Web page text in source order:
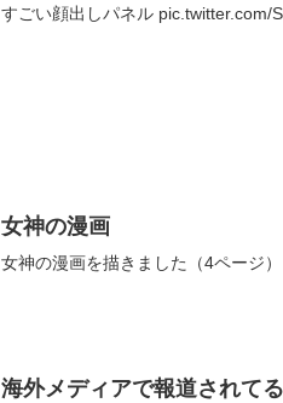
すごい顔出しパネル
女神の漫画
女神の漫画を描きました（4ページ
海外メディアで報道されて